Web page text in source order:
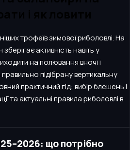
трофеїв зимової риболовлі. На
зберігає активність навіть у
на полювання вночі і
підібрану вертикальну
практичний гід: вибір блешень і
та актуальні правила риболовлі в
що потрібно